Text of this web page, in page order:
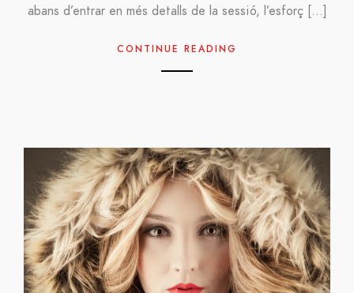
abans d’entrar en més detalls de la sessió, l’esforç […]
CONTINUE READING